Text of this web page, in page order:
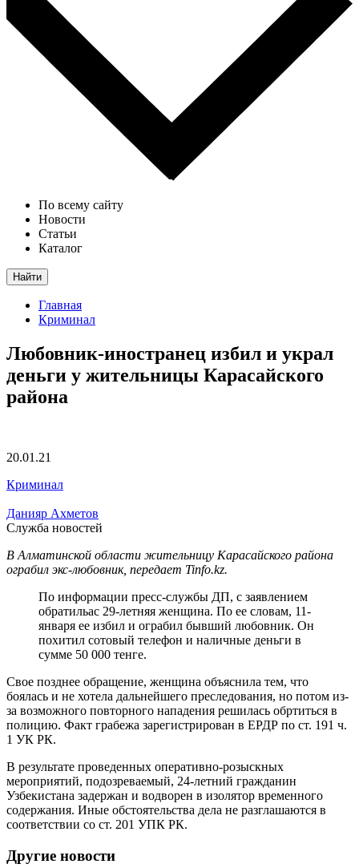
По всему сайту
Новости
Статьи
Каталог
Найти
Главная
Криминал
Любовник-иностранец избил и украл
деньги у жительницы Карасайского
района
20.01.21
Криминал
Данияр Ахметов
Служба новостей
В Алматинской области жительницу Карасайского района
ограбил экс-любовник, передает Tinfo.kz.
По информации пресс-службы ДП, с заявлением
обратильас 29-летняя женщина. По ее словам, 11-
января ее избил и ограбил бывший любовник. Он
похитил сотовый телефон и наличные деньги в
сумме 50 000 тенге.
Свое позднее обращение, женщина объяснила тем, что
боялась и не хотела дальнейшего преследования, но потом из-
за возможного повторного нападения решилась обртиться в
полицию. Факт грабежа зарегистрирован в ЕРДР по ст. 191 ч.
1 УК РК.
В результате проведенных оперативно-розыскных
мероприятий, подозреваемый, 24-летний гражданин
Узбекистана задержан и водворен в изолятор временного
содержания. Иные обстоятельства дела не разглашаются в
соответствии со ст. 201 УПК РК.
Другие новости